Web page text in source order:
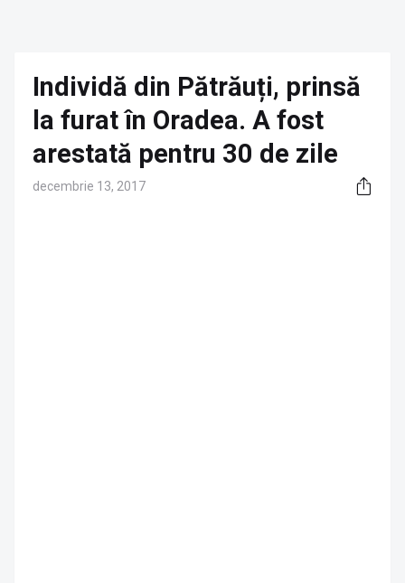
Individă din Pătrăuți, prinsă
la furat în Oradea. A fost
arestată pentru 30 de zile
decembrie 13, 2017